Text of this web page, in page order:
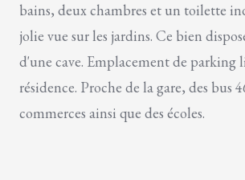
bains, deux chambres et un toilette
jolie vue sur les jardins. Ce bien
d'une cave. Emplacement de parking
résidence. Proche de la gare, des bus
commerces ainsi que des écoles.